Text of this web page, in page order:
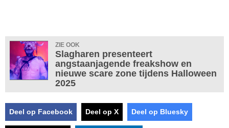
ZIE OOK
Slagharen presenteert
angstaanjagende freakshow en
nieuwe scare zone tijdens Halloween
2025
Deel op Facebook Deel op X Deel op Bluesky